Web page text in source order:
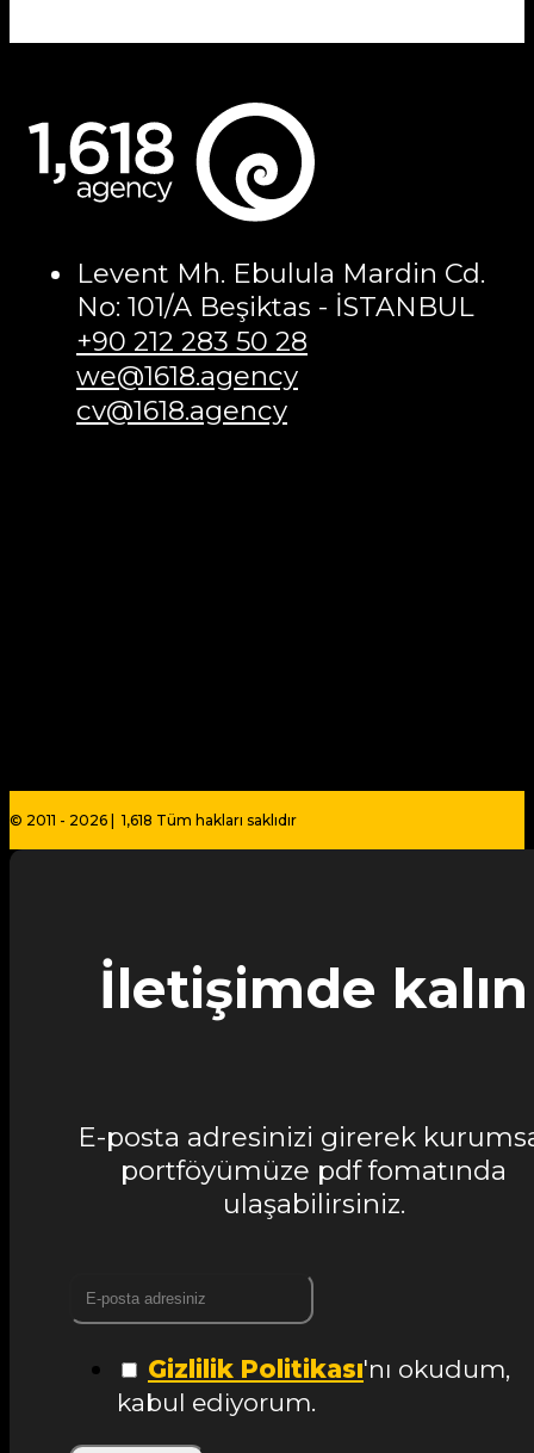
Levent Mh. Ebulula Mardin Cd.
No: 101/A Beşiktas - İSTANBUL
+90 212 283 50 28
we@1618.agency
cv@1618.agency
© 2011 - 2026 | 1,618 Tüm hakları saklıdır
İletişimde kalın
E-posta adresinizi girerek
portföyümüze pdf fomatında
ulaşabilirsiniz.
Gizlilik Politikası'nı okudum,
kabul ediyorum.